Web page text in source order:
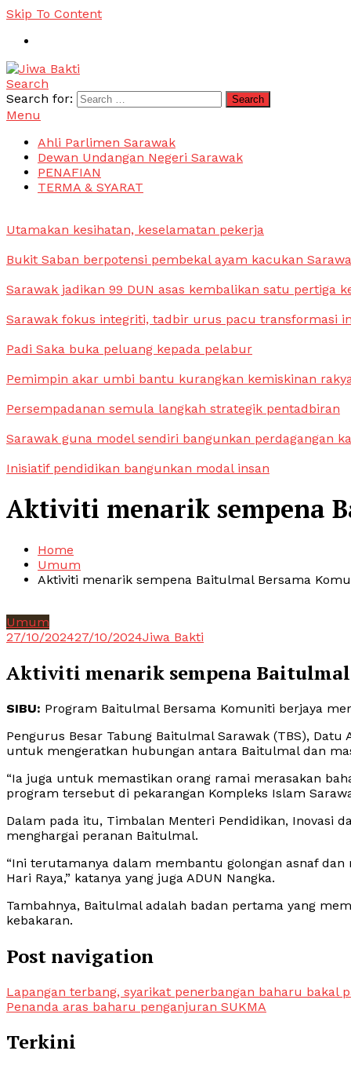
Skip To Content
Jiwa Bakti
Suara PBB Sarawak
Search
Search for:
Menu
Ahli Parlimen Sarawak
Dewan Undangan Negeri Sarawak
PENAFIAN
TERMA & SYARAT
Utamakan kesihatan, keselamatan pekerja
Bukit Saban berpotensi pembekal ayam kacukan
Sarawak jadikan 99 DUN asas kembalikan satu pertiga
Sarawak fokus integriti, tadbir urus pacu transformasi
Padi Saka buka peluang kepada pelabur
Pemimpin akar umbi bantu kurangkan kemiskinan
Persempadanan semula langkah strategik pentadbiran
Sarawak guna model sendiri bangunkan perdagangan
Inisiatif pendidikan bangunkan modal insan
Aktiviti menarik sempena
Home
Umum
Aktiviti menarik sempena Baitulmal Bersama
Umum
27/10/202427/10/2024Jiwa Bakti
Aktiviti menarik sempena
SIBU: Program Baitulmal Bersama Komuniti berjaya
Pengurus Besar Tabung Baitulmal Sarawak (TBS),
untuk mengeratkan hubungan antara Baitulmal dan
“Ia juga untuk memastikan orang ramai merasakan
program tersebut di pekarangan Kompleks Islam
Dalam pada itu, Timbalan Menteri Pendidikan, Inovasi
menghargai peranan Baitulmal.
“Ini terutamanya dalam membantu golongan asnaf
Hari Raya,” katanya yang juga ADUN Nangka.
Tambahnya, Baitulmal adalah badan pertama yang
kebakaran.
Post navigation
Lapangan terbang, syarikat penerbangan baharu bakal
Penanda aras baharu penganjuran SUKMA
Terkini